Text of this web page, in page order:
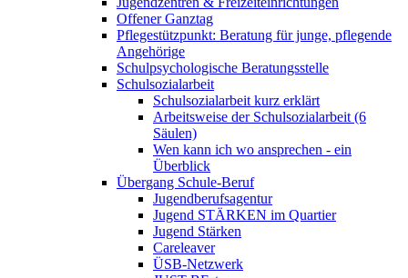
Offener Ganztag
Pflegestützpunkt: Beratung für junge, pflegende
Angehörige
Schulpsychologische Beratungsstelle
Schulsozialarbeit
Schulsozialarbeit kurz erklärt
Arbeitsweise der Schulsozialarbeit (6
Säulen)
Wen kann ich wo ansprechen - ein
Überblick
Übergang Schule-Beruf
Jugendberufsagentur
Jugend STÄRKEN im Quartier
Jugend Stärken
Careleaver
ÜSB-Netzwerk